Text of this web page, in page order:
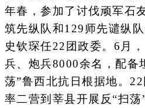
年春，参加了讨伐顽军石
筑先纵队和129师先谴纵
史钦琛任22团政委。6月
兵、炮兵8000余名，配备
荡”鲁西北抗日根据地。
率二营到莘县开展反“扫